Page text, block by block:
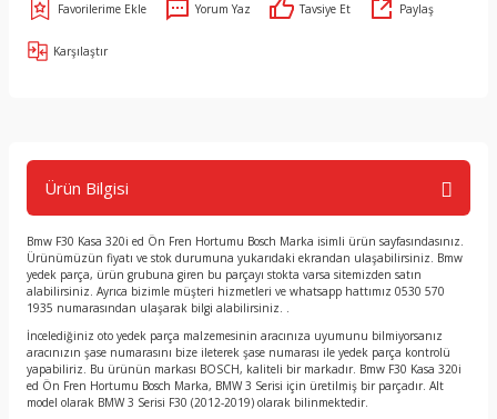
Yorum Yaz Tavsiye Et Paylaş
Karşılaştır
Ürün Bilgisi
Bmw F30 Kasa 320i ed Ön Fren Hortumu Bosch Marka isimli ürün sayfasındasınız.
Ürünümüzün fiyatı ve stok durumuna yukarıdaki ekrandan ulaşabilirsiniz. Bmw
yedek parça, ürün grubuna giren bu parçayı stokta varsa sitemizden satın
alabilirsiniz. Ayrıca bizimle müşteri hizmetleri ve whatsapp hattımız 0530 570
1935 numarasından ulaşarak bilgi alabilirsiniz. .
İncelediğiniz oto yedek parça malzemesinin aracınıza uyumunu bilmiyorsanız
aracınızın şase numarasını bize ileterek şase numarası ile yedek parça kontrolü
yapabiliriz. Bu ürünün markası BOSCH, kaliteli bir markadır. Bmw F30 Kasa 320i
ed Ön Fren Hortumu Bosch Marka, BMW 3 Serisi için üretilmiş bir parçadır. Alt
model olarak BMW 3 Serisi F30 (2012-2019) olarak bilinmektedir.